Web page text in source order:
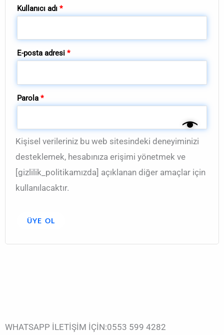
Kullanıcı adı *
E-posta adresi *
Parola *
Kişisel verileriniz bu web sitesindeki deneyiminizi
desteklemek, hesabınıza erişimi yönetmek ve
[gizlilik_politikamızda] açıklanan diğer amaçlar için
kullanılacaktır.
ÜYE OL
WHATSAPP İLETİŞİM İÇİN:0553 599 4282